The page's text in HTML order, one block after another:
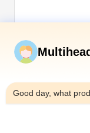
Good day, what